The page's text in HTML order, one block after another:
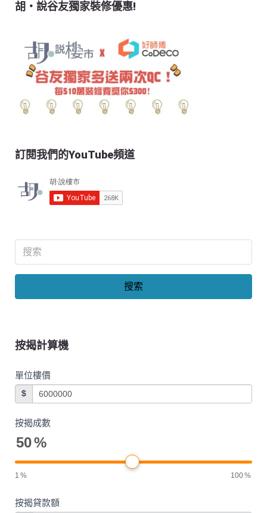
胡‧說谷友獨家裝修優惠!
訂閱我們的YouTube頻道
搜索
按揭計算機
單位樓價
$
按揭成數
50%
1 % 100%
按揭貸款額